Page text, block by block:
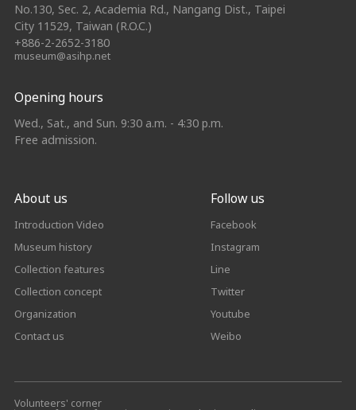
No.130, Sec. 2, Academia Rd., Nangang Dist., Taipei
City 11529, Taiwan (R.O.C.)
+886-2-2652-3180
museum@asihp.net
Opening hours
Wed., Sat., and Sun. 9:30 a.m. - 4:30 p.m.
Free admission.
About us
Introduction Video
Museum history
Collection features
Collection concept
Organization
Contact us
Follow us
Facebook
Instagram
Line
Twitter
Youtube
Weibo
Volunteers' corner